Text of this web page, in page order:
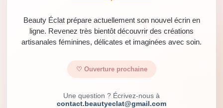
Beauty Éclat prépare actuellement son nouvel écrin en
ligne. Revenez très bientôt découvrir des créations
artisanales féminines, délicates et imaginées avec soin.
♡ Ouverture prochaine
Une question ? Écrivez-nous à
contact.beautyeclat@gmail.com